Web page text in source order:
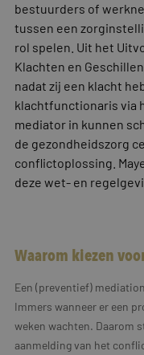
bestuurders of
tussen een
rol spelen. Uit het
Klachten en
nadat zij een klacht
klachtfunctionaris via
mediator in kunnen
de gezondheidszorg
conflictoplossing.
deze wet- en
Waarom kiezen
Een (preventief)
Immers wanneer er een
weken wachten. Daarom
aanmelding van het